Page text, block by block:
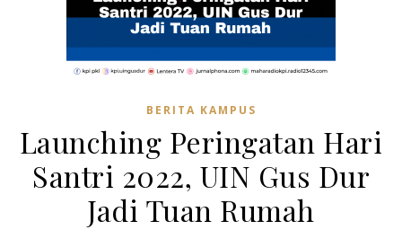
BERITA KAMPUS
Launching Peringatan Hari
Santri 2022, UIN Gus Dur
Jadi Tuan Rumah